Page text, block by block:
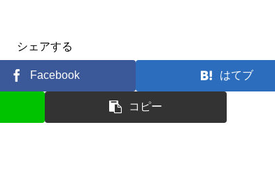
シェアする
Facebook はてブ
コピー